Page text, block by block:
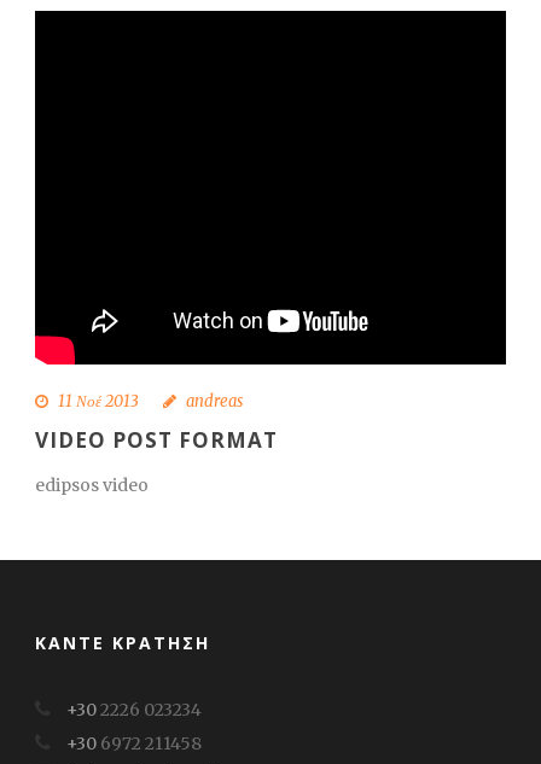
11 Νοέ 2013 andreas
VIDEO POST FORMAT
edipsos video
ΚΆΝΤΕ ΚΡΆΤΗΣΗ
+302226 023234
+30 6972 211458